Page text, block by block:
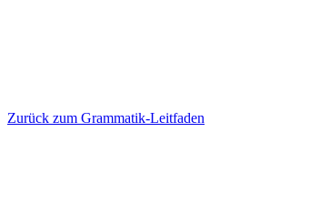
Zurück zum Grammatik-Leitfaden